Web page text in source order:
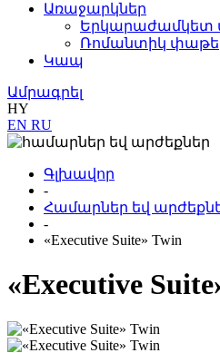
Առաջարկներ
Երկարաժամկետ
Ռոմանտիկ
Կապ
Ամրագրել
HY
EN RU
Գլխավոր
-
Համարներ եվ
-
«Executive Suite» Twin
«Executive